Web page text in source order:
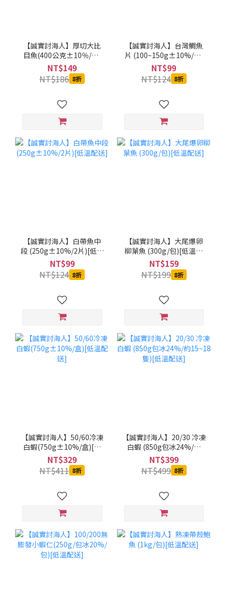
【誠實討海人】厚切大比
目魚(400公克±10％/片)
[低溫配送]
NT$149
NT$186 8折
【誠實討海人】台灣鯛魚
片 (100~150g±10%/片)
[低溫配送]
NT$99
NT$124 8折
【誠實討海人】白帶魚中
段 (250g±10%/2片)[低溫
配送]
NT$99
NT$124 8折
【誠實討海人】大尾爆卵
柳葉魚 (300g/包)[低溫配
送]
NT$159
NT$199 8折
【誠實討海人】50/60冷凍
白蝦(750g±10%/盒)[低
溫配送]
NT$329
NT$411 8折
【誠實討海人】20/30 冷凍
白蝦 (850g包冰24%/約
15~18隻)[低溫配送]
NT$399
NT$499 8折